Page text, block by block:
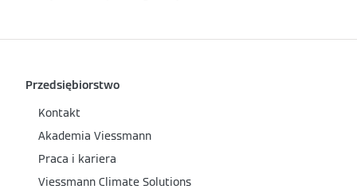
Przedsiębiorstwo
Kontakt
Akademia Viessmann
Praca i kariera
Viessmann Climate Solutions